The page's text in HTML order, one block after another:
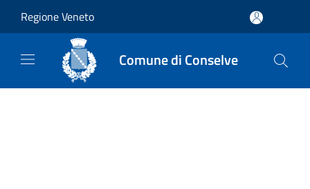
Regione Veneto
Comune di Conselve